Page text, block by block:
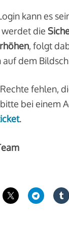
kann es
die
, folgt
auf dem
fehlen,
bei einem
.